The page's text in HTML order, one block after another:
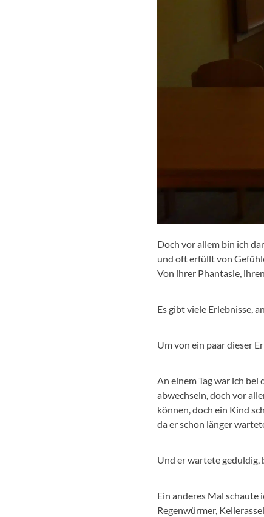
Doch vor allem bin ich
und oft erfüllt von
Von ihrer Phantasie,
Es gibt viele Erlebnisse,
Um von ein paar dieser
An einem Tag war ich
abwechseln, doch vor
können, doch ein Kind
da er schon länger
Und er wartete geduldig,
Ein anderes Mal schaute
Regenwürmer,